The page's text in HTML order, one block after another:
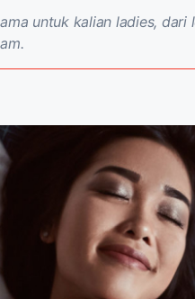
untuk kalian ladies,